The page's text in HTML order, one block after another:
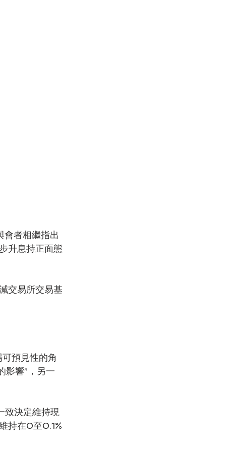
會者相繼指出
升息持正面態
交易所交易基
預見性的角
影響”，另一
決定維持現
持在0至0.1%